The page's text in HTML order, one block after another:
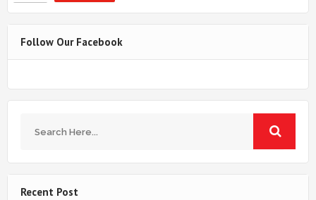
Follow Our Facebook
Recent Post